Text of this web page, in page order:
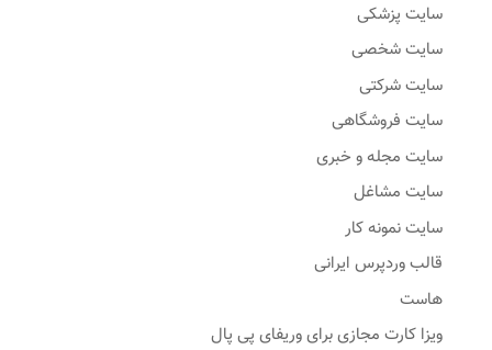
سایت پزشکی
سایت شخصی
سایت شرکتی
سایت فروشگاهی
سایت مجله و خبری
سایت مشاغل
سایت نمونه کار
قالب وردپرس ایرانی
هاست
ویزا کارت مجازی برای وریفای پی پال